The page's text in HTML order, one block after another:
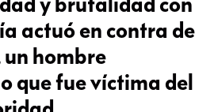
actuó en contra de
un hombre
que fue víctima del